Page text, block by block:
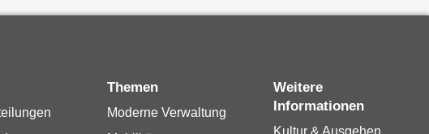
Themen
Moderne Verwaltung
Weitere
Informationen